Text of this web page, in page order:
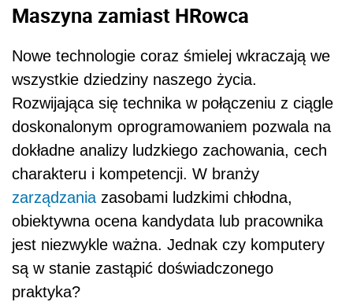
Maszyna zamiast HRowca
Nowe technologie coraz śmielej wkraczają we
wszystkie dziedziny naszego życia.
Rozwijająca się technika w połączeniu z ciągle
doskonalonym oprogramowaniem pozwala na
dokładne analizy ludzkiego zachowania, cech
charakteru i kompetencji. W branży
zarządzania zasobami ludzkimi chłodna,
obiektywna ocena kandydata lub pracownika
jest niezwykle ważna. Jednak czy komputery
są w stanie zastąpić doświadczonego
praktyka?